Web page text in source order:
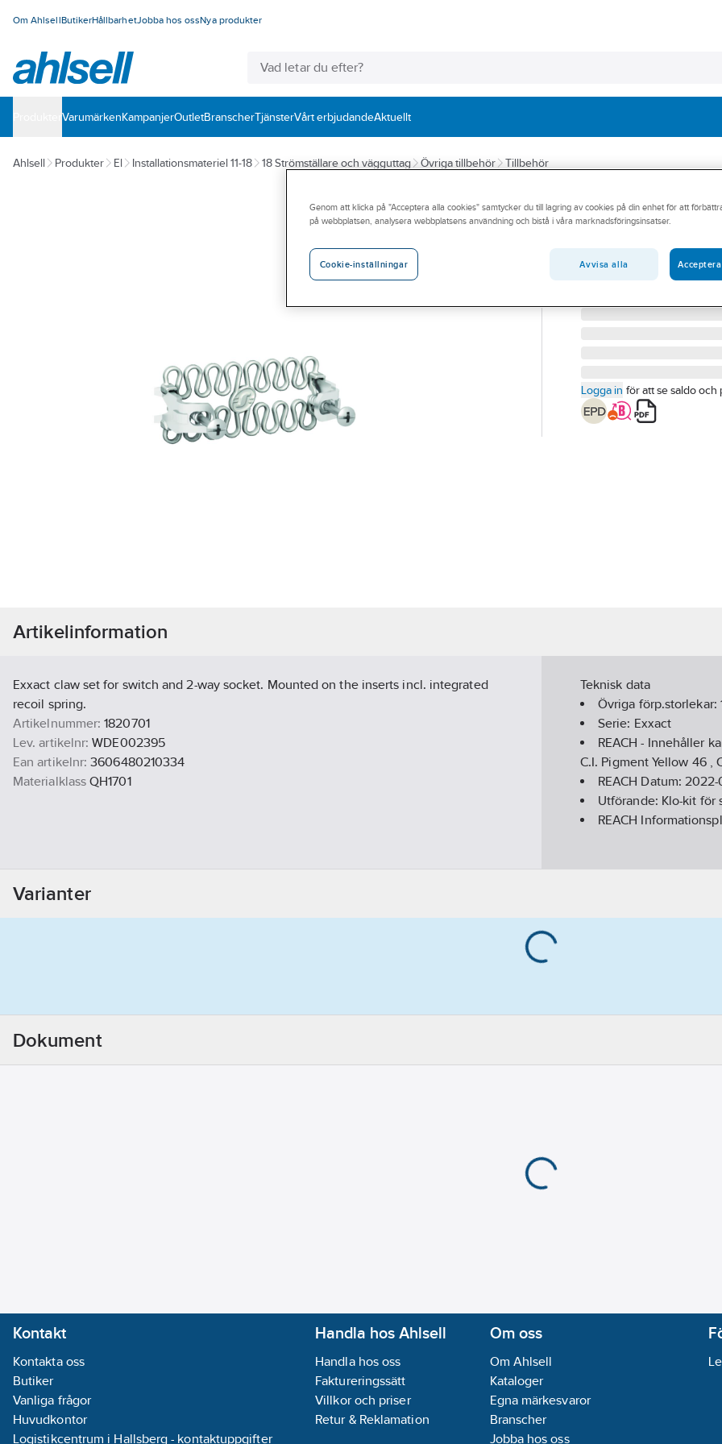
Om AhlsellButikerHållbarhetJobba hos ossNya produkter
VarumärkenKampanjerOutletBranscherTjänsterVårt erbjudandeAktuellt
Ahlsell Produkter El Installationsmateriel 11-18 18 Strömställare och vägguttag Övriga tillbehör Tillbehör
SCHNEIDER ELECTRIC
Klokit för Exxact
KLO-KIT F STRÖMST
Artikelnummer:
1820701
WDE002395
Logga in för att se saldo och
Artikelinformation
Exxact claw set for switch and 2-way socket. Mounted on the inserts incl. integrated
recoil spring.
Artikelnummer: 1820701
Lev. artikelnr: WDE002395
Ean artikelnr: 3606480210334
Materialklass QH1701
Teknisk data
Övriga förp.storlekar:
Serie: Exxact
REACH - Innehåller
C.I. Pigment Yellow 46 ,
REACH Datum:2022-
Utförande: Klo-kit för
REACH
Varianter
Dokument
Kontakt
Kontakta oss
Butiker
Vanliga frågor
Huvudkontor
Logistikcentrum i Hallsberg - kontaktuppgifter
Handla hos Ahlsell
Handla hos oss
Faktureringssätt
Villkor och priser
Retur & Reklamation
Om oss
Om Ahlsell
Kataloger
Egna märkesvaror
Branscher
Jobba hos oss
Genom att klicka på "Acceptera alla cookies" samtycker du till lagring av cookies på din enhet för att
på webbplatsen, analysera webbplatsens användning och bistå i våra marknadsföringsinsatser.
Cookie-inställningar Avvisa alla